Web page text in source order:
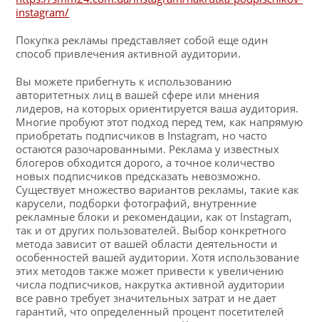
instagram/
Покупка рекламы представляет собой еще один
способ привлечения активной аудитории.
Вы можете прибегнуть к использованию
авторитетных лиц в вашей сфере или мнения
лидеров, на которых ориентируется ваша аудитория.
Многие пробуют этот подход перед тем, как напрямую
приобретать подписчиков в Instagram, но часто
остаются разочарованными. Реклама у известных
блогеров обходится дорого, а точное количество
новых подписчиков предсказать невозможно.
Существует множество вариантов рекламы, такие как
карусели, подборки фотографий, внутренние
рекламные блоки и рекомендации, как от Instagram,
так и от других пользователей. Выбор конкретного
метода зависит от вашей области деятельности и
особенностей вашей аудитории. Хотя использование
этих методов также может привести к увеличению
числа подписчиков, накрутка активной аудитории
все равно требует значительных затрат и не дает
гарантий, что определенный процент посетителей